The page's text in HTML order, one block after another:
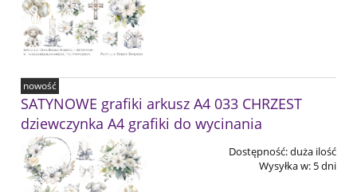
SATYNOWE grafiki arkusz A4 033 CHRZEST
dziewczynka A4 grafiki do wycinania
Dostępność:duża ilość
Wysyłka w: 5 dni
nowość